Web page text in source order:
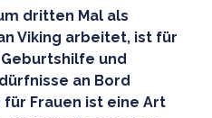
dritten Mal als
Viking arbeitet, ist für
und
an Bord
Frauen ist eine Art